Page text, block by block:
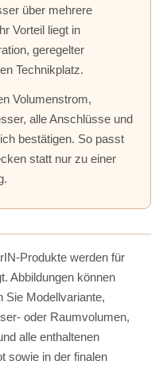
über mehrere
Vorteil liegt in
geregelter
Technikplatz.
Volumenstrom,
alle Anschlüsse und
bestätigen. So passt
statt nur zu einer
Produkte werden für
Abbildungen können
Sie Modellvariante,
oder Raumvolumen,
alle enthaltenen
sowie in der finalen